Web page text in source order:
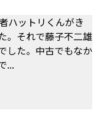
ハットリくんがき
。それで藤子不二雄
した。中古でもなか
...